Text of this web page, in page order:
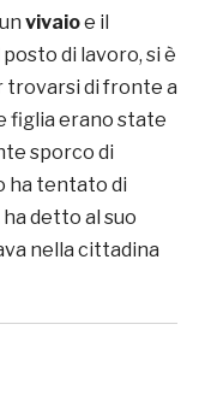
vivaioe il
di lavoro, si è
trovarsi di fronte a
figlia erano state
sporco di
ha tentato di
detto al suo
nella cittadina